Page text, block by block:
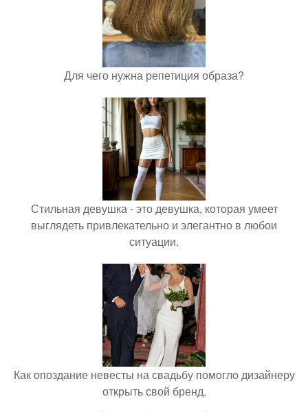
Для чего нужна репетиция образа?
Стильная девушка - это девушка, которая умеет
выглядеть привлекательно и элегантно в любои
ситуации.
Как опоздание невесты на свадьбу помогло дизайнеру
открыть свой бренд.